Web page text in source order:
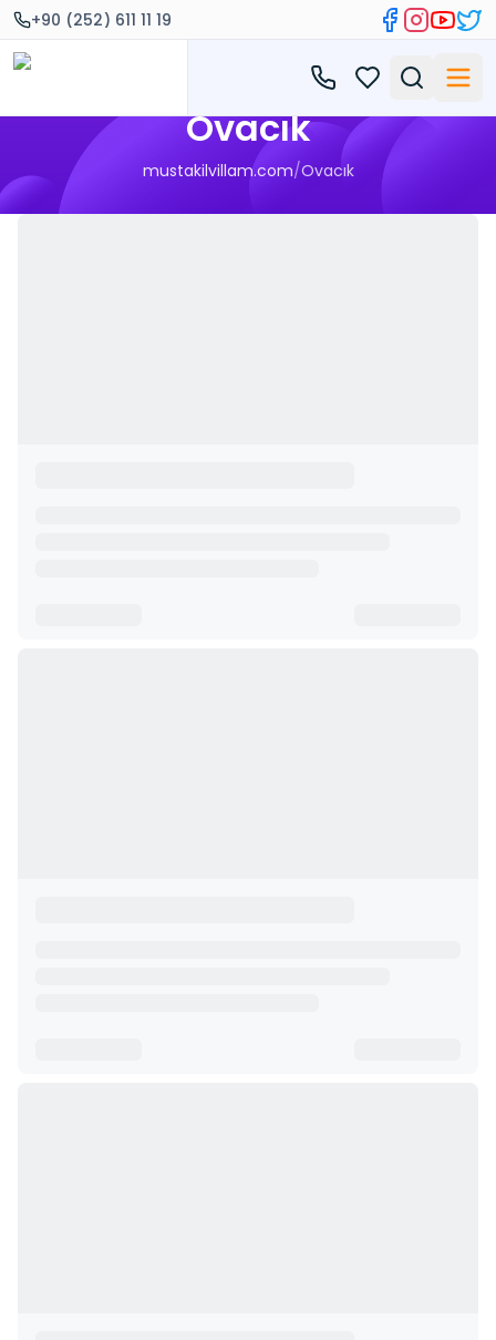
+90 (252) 611 11 19
Ovacık
mustakilvillam.com/Ovacık